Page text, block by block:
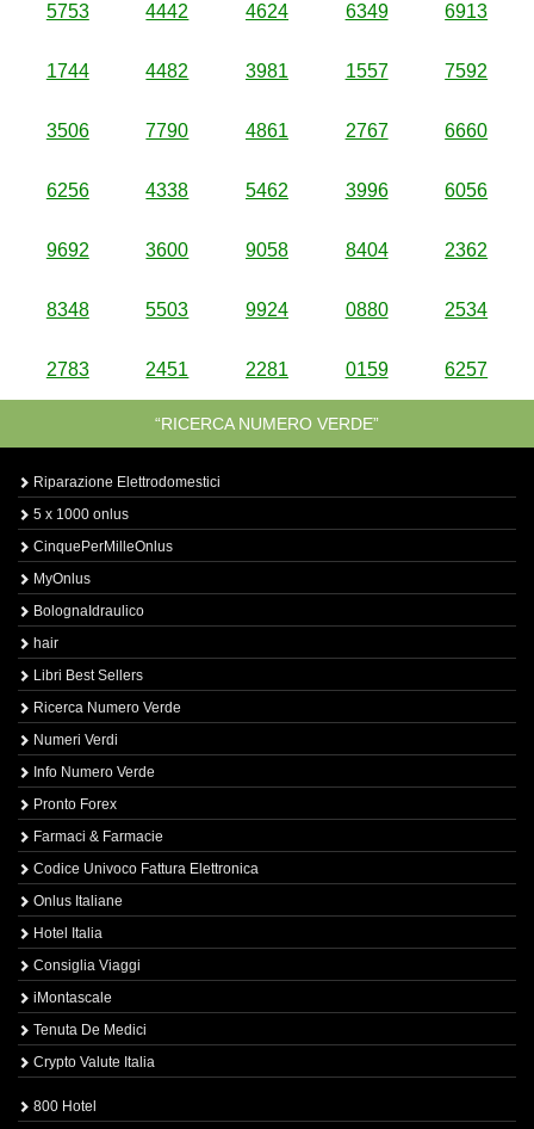
5753 4442 4624 6349 6913
1744 4482 3981 1557 7592
3506 7790 4861 2767 6660
6256 4338 5462 3996 6056
9692 3600 9058 8404 2362
8348 5503 9924 0880 2534
2783 2451 2281 0159 6257
“RICERCA NUMERO VERDE”
Riparazione Elettrodomestici
5 x 1000 onlus
CinquePerMilleOnlus
MyOnlus
BolognaIdraulico
hair
Libri Best Sellers
Ricerca Numero Verde
Numeri Verdi
Info Numero Verde
Pronto Forex
Farmaci & Farmacie
Codice Univoco Fattura Elettronica
Onlus Italiane
Hotel Italia
Consiglia Viaggi
iMontascale
Tenuta De Medici
Crypto Valute Italia
800 Hotel